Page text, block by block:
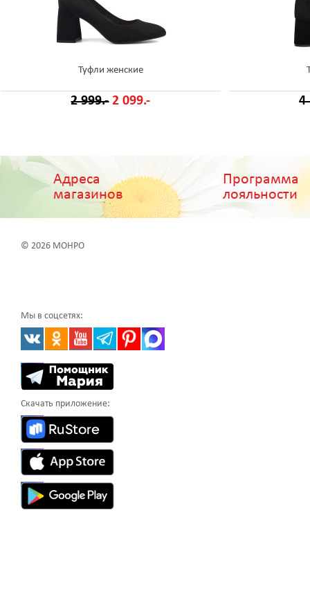
Туфли женские
2 999.- 2 099.- 4
Адреса
магазинов
Программа
лояльности
© 2026 МОНРО
Мы в соцсетях:
Скачать приложение: